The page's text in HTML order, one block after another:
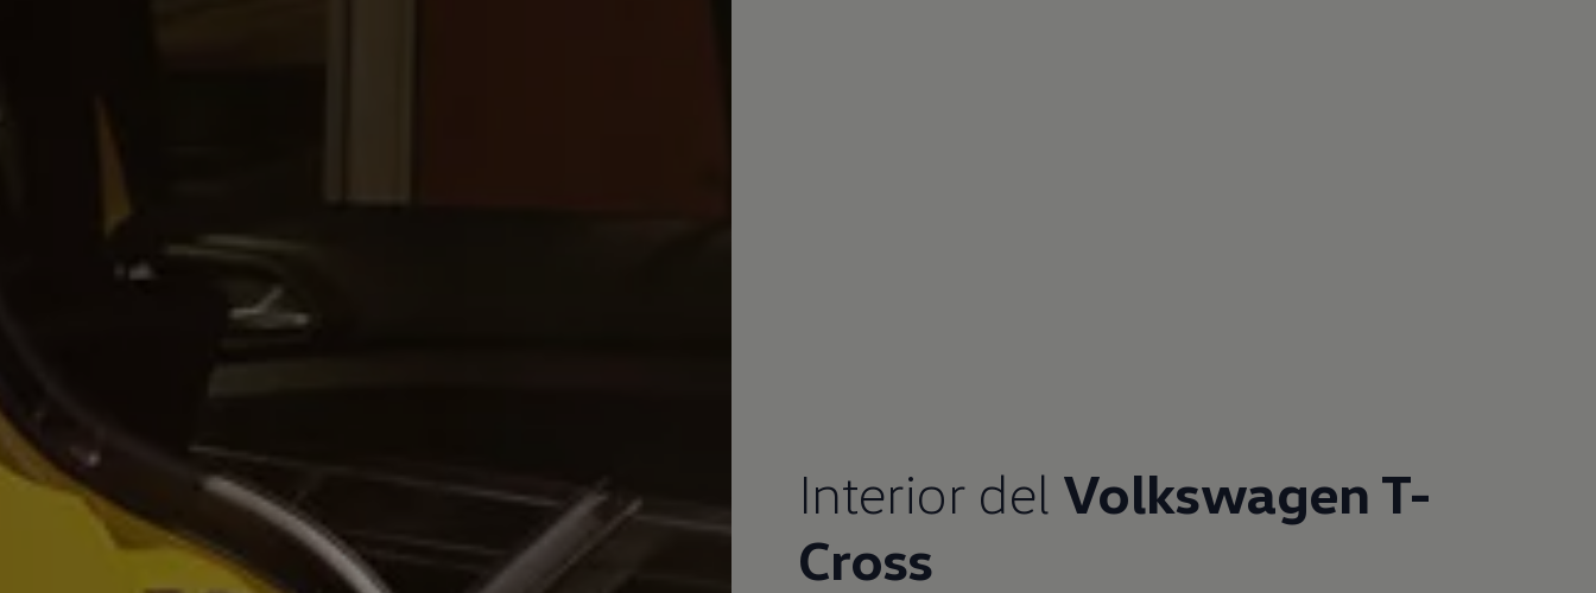
Interior del Volkswagen T-
Cross